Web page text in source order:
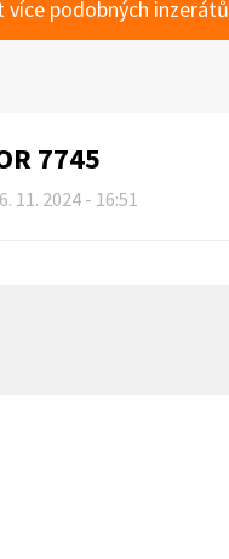
více podobných inzerátů
7745
11. 2024 - 16:51